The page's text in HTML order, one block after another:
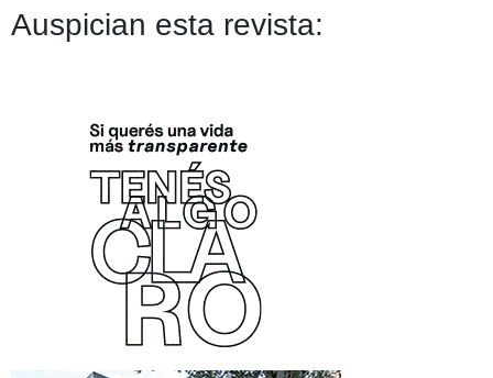
Auspician esta revista: